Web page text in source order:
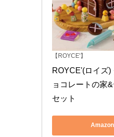
【ROYCE'】
ROYCE'(ロイズ)
ョコレートの家
セット